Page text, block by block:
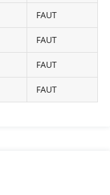
FAUT
FAUT
FAUT
FAUT